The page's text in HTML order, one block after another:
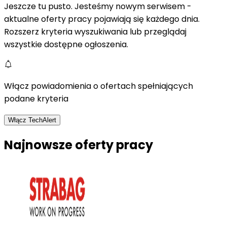
Jeszcze tu pusto. Jesteśmy nowym serwisem -
aktualne oferty pracy pojawiają się każdego dnia.
Rozszerz kryteria wyszukiwania lub przeglądaj
wszystkie dostępne ogłoszenia.
Włącz powiadomienia o ofertach spełniających
podane kryteria
Włącz TechAlert
Najnowsze oferty pracy